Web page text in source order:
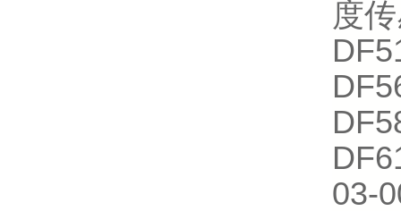
度
03-